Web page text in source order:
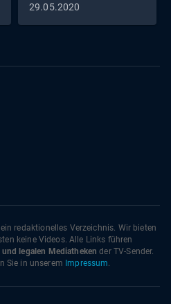
29.05.2020
redaktionelles Verzeichnis. Wir bieten
keine Videos. Alle Links führen
legalen Mediatheken der TV-Sender.
Sie in unserem Impressum.